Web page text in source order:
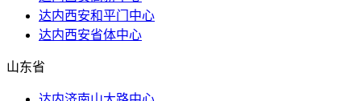
达内西安和平门中心
达内西安省体中心
山东省